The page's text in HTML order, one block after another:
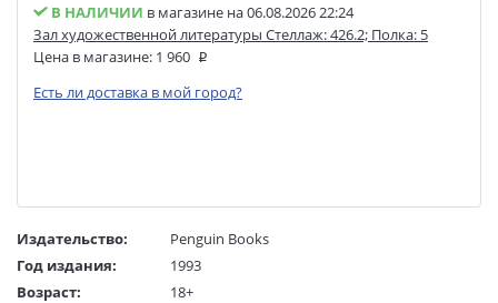
В НАЛИЧИИ в магазине на 06.08.2026 22:24
Зал художественной литературы Стеллаж: 426.2; Полка: 5
Цена в магазине: 1 960
Есть ли доставка в мой город?
Издательство:
Penguin Books
Год издания:
1993
Возраст:
18+